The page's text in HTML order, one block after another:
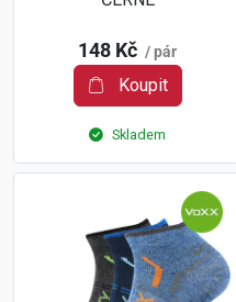
148 Kč / pár
Koupit
Skladem